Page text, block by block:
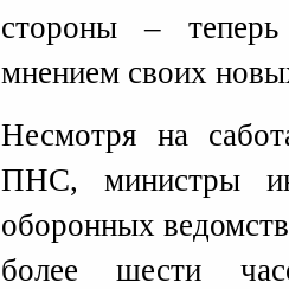
стороны –
мнением своих
Несмотря на
ПНС, министры
оборонных
более шести